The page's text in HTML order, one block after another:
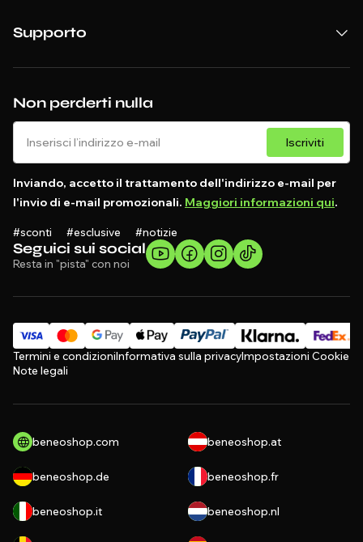
Seguici sui social
Resta in "pista" con noi
Non perderti nulla
Iscriviti
Inviando, accetto il trattamento dell'indirizzo e-mail per
l'invio di e-mail promozionali. Maggiori informazioni qui.
#sconti #esclusive #notizie
Supporto
Termini e condizioniInformativa sulla privacyImpostazioni Cookie
Note legali
beneoshop.com beneoshop.at
beneoshop.de beneoshop.fr
beneoshop.it beneoshop.nl